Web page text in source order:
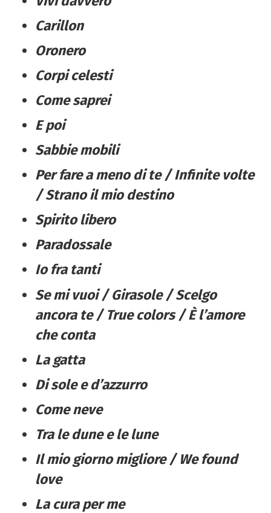
Carillon
Oronero
Corpi celesti
Come saprei
E poi
Sabbie mobili
Per fare a meno di te / Infinite volte
/ Strano il mio destino
Spirito libero
Paradossale
Io fra tanti
Se mi vuoi / Girasole / Scelgo
ancora te / True colors / È l’amore
che conta
La gatta
Di sole e d’azzurro
Come neve
Tra le dune e le lune
Il mio giorno migliore / We found
love
La cura per me